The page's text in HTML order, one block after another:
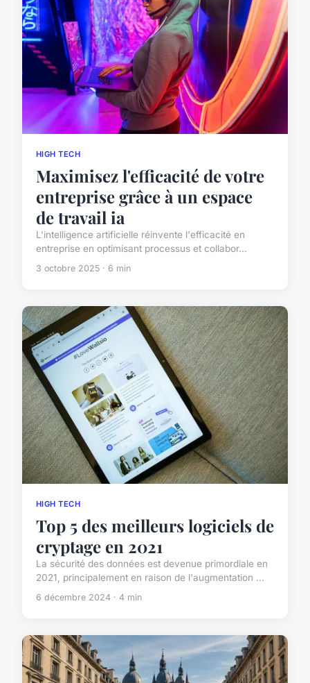
HIGH TECH
Maximisez l'efficacité de votre
entreprise grâce à un espace
de travail ia
L'intelligence artificielle réinvente l'efficacité en
entreprise en optimisant processus et collabor...
3 octobre 2025 · 6 min
HIGH TECH
Top 5 des meilleurs logiciels de
cryptage en 2021
La sécurité des données est devenue primordiale en
2021, principalement en raison de l'augmentation ...
6 décembre 2024 · 4 min